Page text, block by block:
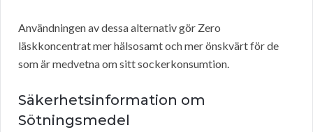
Användningen av dessa alternativ gör Zero
läskkoncentrat mer hälsosamt och mer önskvärt för de
som är medvetna om sitt sockerkonsumtion.
Säkerhetsinformation om
Sötningsmedel